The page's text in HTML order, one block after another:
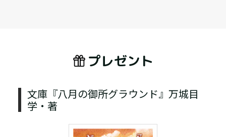
プレゼント
文庫『八月の御所グラウンド』万城目
学・著